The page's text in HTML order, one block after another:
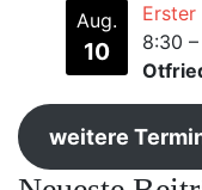
Aug.
10
8:30 –
weitere